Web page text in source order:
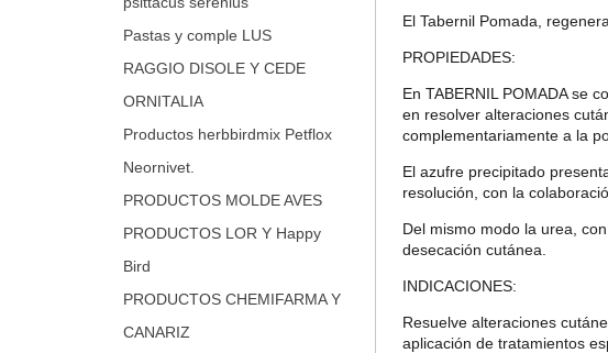
Pastas y comple LUS
RAGGIO DISOLE Y CEDE
ORNITALIA
Productos herbbirdmix Petflox
Neornivet.
PRODUCTOS MOLDE AVES
PRODUCTOS LOR Y Happy
Bird
PRODUCTOS CHEMIFARMA Y
CANARIZ
El Tabernil Pomada,
PROPIEDADES:
En TABERNIL POMADA se
en resolver alteraciones
complementariamente a la
El azufre precipitado
resolución, con la
Del mismo modo la urea,
desecación cutánea.
INDICACIONES:
Resuelve alteraciones
aplicación de tratamientos